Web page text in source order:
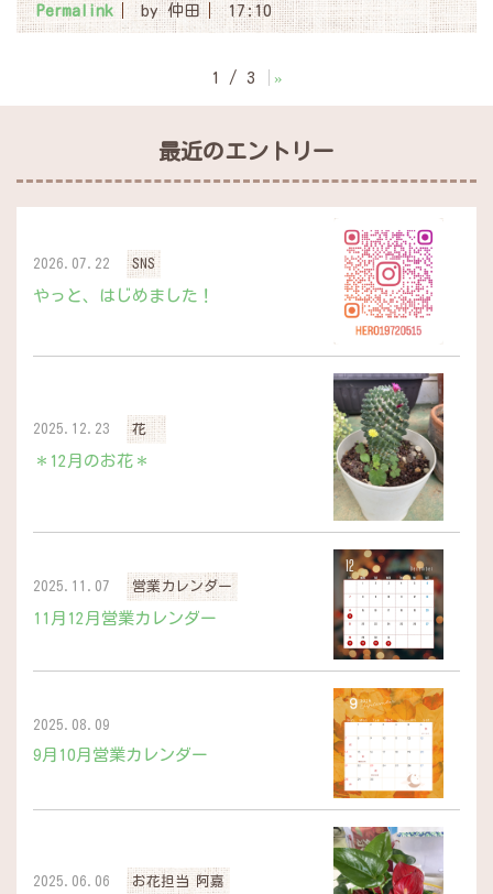
Permalink by 仲田 17:10
1 / 3 »
最近のエントリー
2026.07.22 SNS
やっと、はじめました！
2025.12.23 花
＊12月のお花＊
2025.11.07 営業カレンダー
11月12月営業カレンダー
2025.08.09
9月10月営業カレンダー
2025.06.06 お花担当 阿嘉